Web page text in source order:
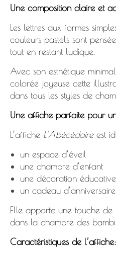
Une composition claire et
Les lettres aux formes
couleurs pastels sont
tout en restant ludique.
Avec son esthétique
colorée joyeuse cette
dans tous les styles de
Une affiche parfaite pour
L’affiche L’Abécédaire est
un espace d’éveil
une chambre d’enfant
une décoration
un cadeau
Elle apporte une touche de
dans la chambre des
Caractéristiques de l’affiche: